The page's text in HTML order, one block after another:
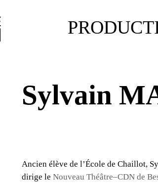
Sylvain
Ancien élève de l’École de Chaillot,
dirige le Nouveau Théâtre–CDN de